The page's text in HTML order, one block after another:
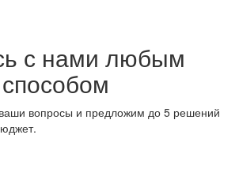
с нами любым
вопросы и предложим до 5 решений